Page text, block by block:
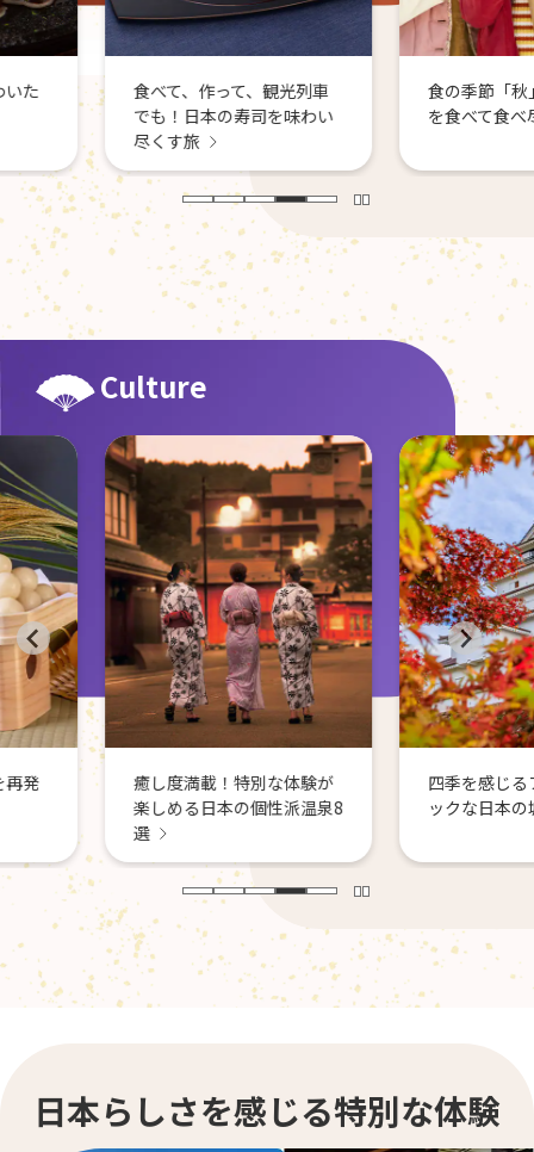
光列車
食の季節「秋」。旬の食材
を食べて食べ尽くす！
Culture
体験が
四季を感じるフォトジェニ
ックな日本の城8選
秋の日本
と芸術を
日本らしさを感じる特別な体験